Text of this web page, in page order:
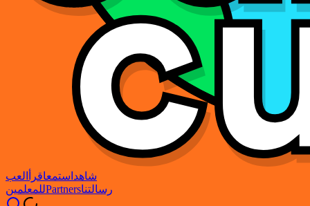
شاهد استمعاقرأ
العب
للمعلمينPartnersرسالتنا